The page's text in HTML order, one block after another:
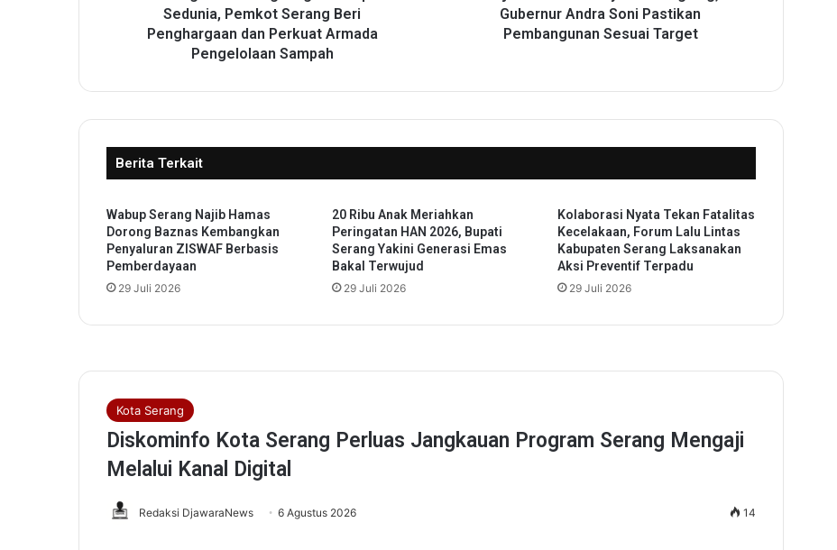
i
k
n
a
n
H
d
e
u
n
i
a
e
Sedunia, Pemkot Serang Beri
Penghargaan dan Perkuat Armada
Pengelolaan Sampah
a
a
P
n
d
e
,
e
Gubernur Andra Soni Pastikan
Pembangunan Sesuai Target
Berita Terkait
Wabup Serang Najib Hamas
Dorong Baznas Kembangkan
Penyaluran ZISWAF Berbasis
Pemberdayaan
29 Juli 2026
20 Ribu Anak Meriahkan
Peringatan HAN 2026, Bupati
Serang Yakini Generasi Emas
Bakal Terwujud
29 Juli 2026
Kolaborasi Nyata Tekan Fatalitas
Kecelakaan, Forum Lalu Lintas
Kabupaten Serang Laksanakan
Aksi Preventif Terpadu
29 Juli 2026